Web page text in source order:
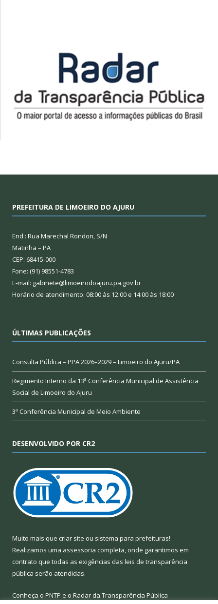
PREFEITURA DE LIMOEIRO DO AJURU
End.: Rua Marechal Rondon, S/N
Matinha – PA
CEP: 68415-000
Fone: (91) 98551-4783
E-mail: gabinete@limoeirodoajuru.pa.gov.br
Horário de atendimento: 08:00 às 12:00 e 14:00 às 18:00
ÚLTIMAS PUBLICAÇÕES
Consulta Pública – PPA 2026–2029 – Limoeiro do Ajuru/PA
Regimento Interno da 13ª Conferência Municipal de Assistência
Social de Limoeiro do Ajuru
3ª Conferência Municipal de Meio Ambiente
DESENVOLVIDO POR CR2
Muito mais que criar site ou sistema para prefeituras!
Realizamos uma assessoria completa, onde garantimos em
contrato que todas as exigências das leis de transparência
pública serão atendidas.
Conheça o PNTP e o Radar da Transparência Pública